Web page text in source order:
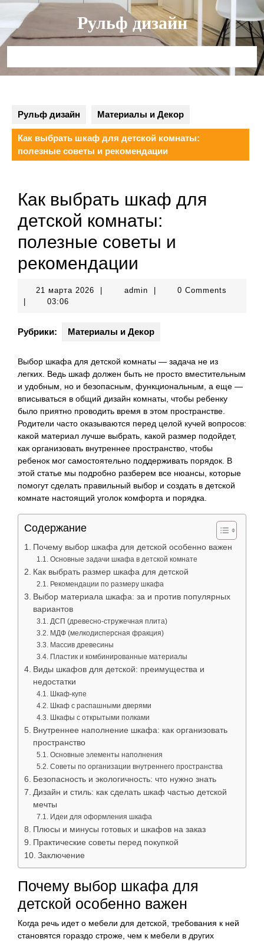
Перейти
содержимому
Рульф дизайн
Рульф дизайн Материалы и Декор
Как выбрать шкаф для детской комнаты:
полезные советы и рекомендации
Как выбрать шкаф для
детской комнаты:
полезные советы и
рекомендации
21 марта 2026 21
adminadmin
0 Comments
03:06
Рубрики: Материалы и Декор
Выбор шкафа для детской комнаты — задача не из
легких. Ведь шкаф должен быть не просто вместительным
и удобным, но и безопасным, функциональным, а еще —
вписываться в общий дизайн комнаты, чтобы ребенку
было приятно проводить время в этом пространстве.
Родители часто оказываются перед целой кучей вопросов:
какой материал лучше выбрать, какой размер подойдет,
как организовать внутреннее пространство, чтобы
ребенок мог самостоятельно поддерживать порядок. В
этой статье мы подробно разберем все нюансы, которые
помогут сделать правильный выбор и создать в детской
комнате настоящий уголок комфорта и порядка.
Содержание
Почему выбор шкафа для детской особенно важен
Основные задачи шкафа в детской комнате
Как выбрать размер шкафа для детской
Рекомендации по размеру шкафа
Выбор материала шкафа: за и против популярных
вариантов
ДСП (древесно-стружечная плита)
МДФ (мелкодисперсная фракция)
Массив древесины
Пластик и комбинированные материалы
Виды шкафов для детской: преимущества и
недостатки
Шкаф-купе
Шкаф с распашными дверями
Шкафы с открытыми полками
Внутреннее наполнение шкафа: как организовать
пространство
Основные элементы наполнения
Советы по организации внутреннего пространства
Безопасность и экологичность: что нужно знать
Дизайн и стиль: как сделать шкаф частью детской
мечты
Идеи для оформления шкафа
Плюсы и минусы готовых и шкафов на заказ
Практические советы перед покупкой
Заключение
Почему выбор шкафа для
детской особенно важен
Когда речь идет о мебели для детской, требования к ней
становятся гораздо строже, чем к мебели в других